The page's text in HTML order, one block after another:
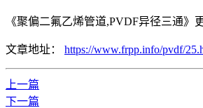
《聚偏二氟乙烯管道,PVDF异径三通》
文章地址： https://www.frpp.info/pvdf/
上一篇
下一篇